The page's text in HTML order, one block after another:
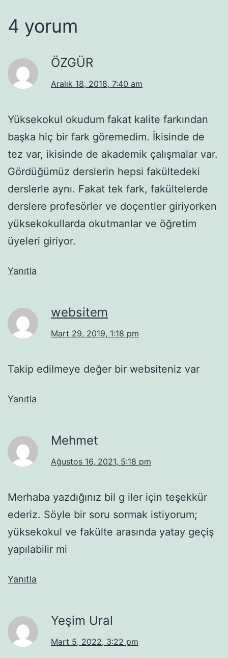
4 yorum
ÖZGÜR
Aralık 18, 2018, 7:40 am
Yüksekokul okudum fakat kalite farkından
başka hiç bir fark göremedim. İkisinde de
tez var, ikisinde de akademik çalışmalar var.
Gördüğümüz derslerin hepsi fakültedeki
derslerle aynı. Fakat tek fark, fakültelerde
derslere profesörler ve doçentler giriyorken
yüksekokullarda okutmanlar ve öğretim
üyeleri giriyor.
Yanıtla
websitem
Mart 29, 2019, 1:18 pm
Takip edilmeye değer bir websiteniz var
Yanıtla
Mehmet
Ağustos 16, 2021, 5:18 pm
Merhaba yazdığınız bil g iler için teşekkür
ederiz. Söyle bir soru sormak istiyorum;
yüksekokul ve fakülte arasında yatay geçiş
yapılabilir mi
Yanıtla
Yeşim Ural
Mart 5, 2022, 3:22 pm